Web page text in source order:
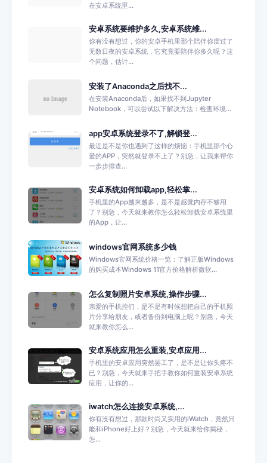
在安卓系统里...
安卓系统要维护多久,安卓系统维...
你有没有想过，你的安卓手机里那个陪伴你度过了
无数日夜的安卓系统，它究竟要陪伴你多久呢？这
个问题，估计...
安装了Anaconda之后找不...
在安装Anaconda后，如果找不到Jupyter
Notebook，可以尝试以下解决方法：检查环境...
app安卓系统登录不了,解锁登...
最近是不是你也遇到了这样的烦恼：手机里那个心
爱的APP，突然就登录不上了？别急，让我来帮你
一步步排查...
安卓系统如何卸载app,轻松掌...
手机里的App越来越多，是不是感觉内存不够用
了？别急，今天就来教你怎么轻松卸载安卓系统里
的App，让...
windows官网系统多少钱
Windows官网系统价格一览：了解正版Windows
的购买成本Windows 11官方价格解析微软...
怎么复制照片安卓系统,操作步骤...
亲爱的手机控们，是不是有时候想把自己的手机照
片分享给朋友，或者备份到电脑上呢？别急，今天
就来教你怎么...
安卓系统应用怎么重装,安卓应用...
手机里的安卓应用突然罢工了，是不是让你头疼不
已？别急，今天就来手把手教你如何重装安卓系统
应用，让你的...
iwatch怎么连接安卓系统,...
你有没有想过，那款时尚又实用的iWatch，竟然只
能和iPhone好上好？别急，今天就来给你揭秘，
怎...